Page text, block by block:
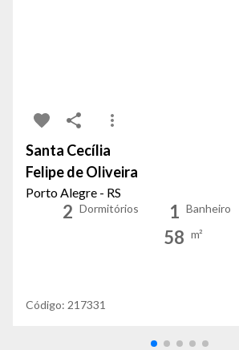
Santa Cecília
Felipe de Oliveira
Porto Alegre - RS
2 Dormitórios 1 Banheiro
58 m²
Código: 217331